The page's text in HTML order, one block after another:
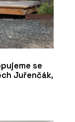
se
Juřenčák,